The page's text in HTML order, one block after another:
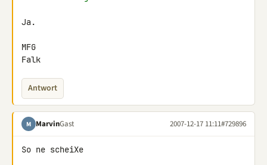
Ja.
MFG
Falk
Antwort
M MarvinGast 2007-12-17 11:11#729896
So ne scheiXe